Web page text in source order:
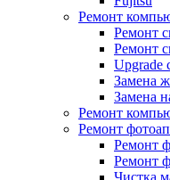
Ремонт
Ремонт
Ремонт
Upgrade
Замена
Замена
Ремонт
Ремонт
Ремонт
Ремонт
Чистка